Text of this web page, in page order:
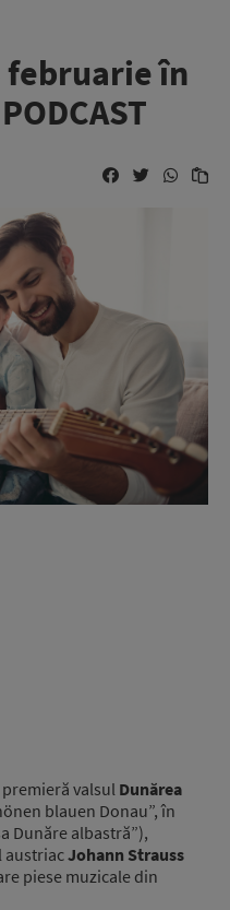
februarie în
valsul Dunărea
blauen Donau”, în
Dunăre albastră”),
austriacJohann Strauss
piese muzicale din